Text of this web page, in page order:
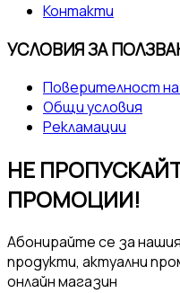
Контакти
УСЛОВИЯ ЗА
Поверителност
Общи условия
Рекламации
НЕ
ПРОМОЦИИ!
Абонирайте се за
продукти, актуални
онлайн магазин